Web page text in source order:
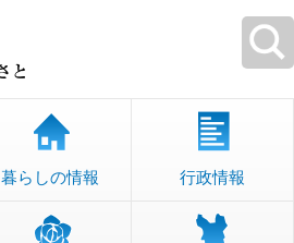
暮らしの情報 行政情報